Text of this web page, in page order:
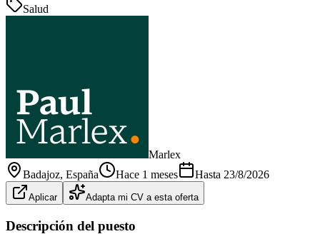
Salud
Marlex
Badajoz, España Hace 1 meses Hasta 23/8/2026
Aplicar Adapta mi CV a esta oferta
Descripción del puesto